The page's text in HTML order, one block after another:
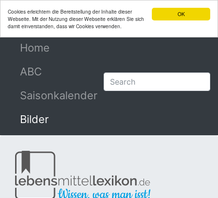
OK
Cookies erleichtern die Bereitstellung der Inhalte dieser
Webseite. Mit der Nutzung dieser Webseite erklären Sie sich
damit einverstanden, dass wir Cookies verwenden.
Home
ABC
Saisonkalender
Bilder